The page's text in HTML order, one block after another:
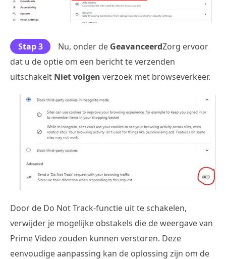
Stap 3 Nu, onder de GeavanceerdZorg ervoor
dat u de optie om een bericht te verzenden
uitschakelt Niet volgen verzoek met browseverkeer.
Door de Do Not Track-functie uit te schakelen,
verwijder je mogelijke obstakels die de weergave van
Prime Video zouden kunnen verstoren. Deze
eenvoudige aanpassing kan de oplossing zijn om de